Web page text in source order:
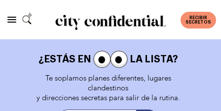
RECIBIR
SECRETOS
¿ESTÁS EN
LA LISTA?
Te soplamos planes diferentes, lugares
clandestinos
y direcciones secretas para salir de la rutina.